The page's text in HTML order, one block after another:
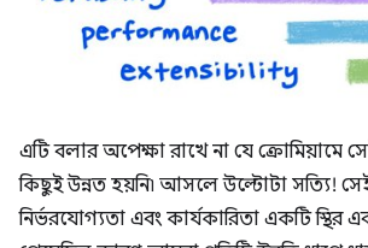
এটি বলার অপেক্ষা রাখে না যে ক্রোমিয়ামে
কিছুই উন্নত হয়নি৷ আসলে উল্টোটা সত্যি!
নির্ভরযোগ্যতা এবং কার্যকারিতা একটি স্থির